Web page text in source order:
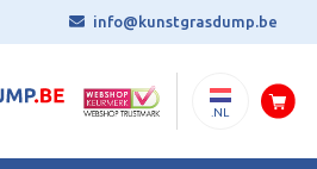
info@kunstgrasdump.be
.NL